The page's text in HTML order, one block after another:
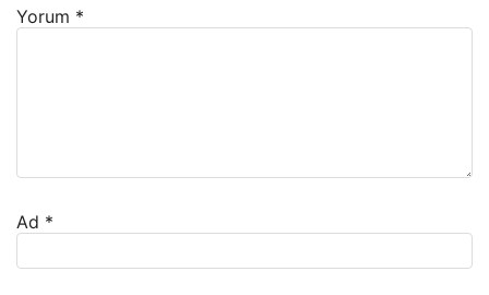
Yorum *
Ad *